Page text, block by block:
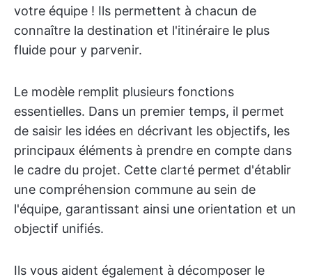
votre équipe ! Ils permettent à chacun de
connaître la destination et l'itinéraire le plus
fluide pour y parvenir.
Le modèle remplit plusieurs fonctions
essentielles. Dans un premier temps, il permet
de saisir les idées en décrivant les objectifs, les
principaux éléments à prendre en compte dans
le cadre du projet. Cette clarté permet d'établir
une compréhension commune au sein de
l'équipe, garantissant ainsi une orientation et un
objectif unifiés.
Ils vous aident également à décomposer le